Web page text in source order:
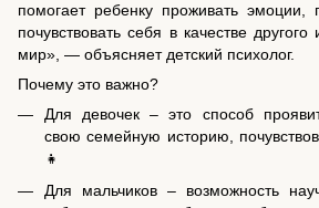
помогает ребенку проживать эмоции,
почувствовать себя в качестве
мир», — объясняет детский психолог.
Почему это важно?
Для девочек – это способ
свою семейную историю,
👧
Для мальчиков – возможность